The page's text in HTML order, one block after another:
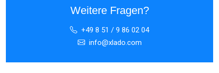
Weitere Fragen?
+49 8 51 / 9 86 02 04
info@xlado.com